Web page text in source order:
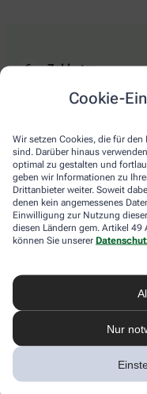
Cookie-
Wir setzen Cookies, die für
sind. Darüber hinaus
optimal zu gestalten und
geben wir Informationen zu
Drittanbieter weiter. Soweit
denen kein angemessenes
Einwilligung zur Nutzung
diesen Ländern gem. Artikel 49
können Sie unserer
Nur
Zahlarten
Online-Zahlung zur
Bezahlung bei
Ihnen ausgewählten
Lieferarten
Botendienst
Nach Verfügbarkeit. Bitte
Service anbieten.
Apotheke.com